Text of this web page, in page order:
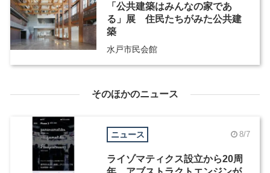
「公共建築はみんなの家であ
る」展 住民たちがみた公共建
築
水戸市民会館
そのほかのニュース
ニュース 8/7
ライゾマティクス設立から20周